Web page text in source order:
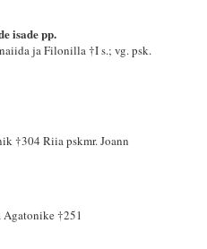
isade pp.
ja Filonilla †I s.; vg. psk.
†304 Riia pskmr. Joann
†251